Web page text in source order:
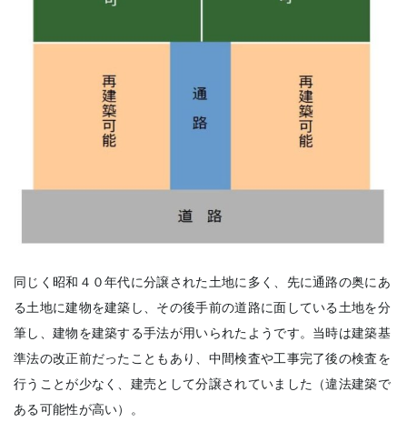
同じく昭和４０年代に分譲された土地に多く、先に通路の奥にあ
る土地に建物を建築し、その後手前の道路に面している土地を分
筆し、建物を建築する手法が用いられたようです。当時は建築基
準法の改正前だったこともあり、中間検査や工事完了後の検査を
行うことが少なく、建売として分譲されていました（違法建築で
ある可能性が高い）。